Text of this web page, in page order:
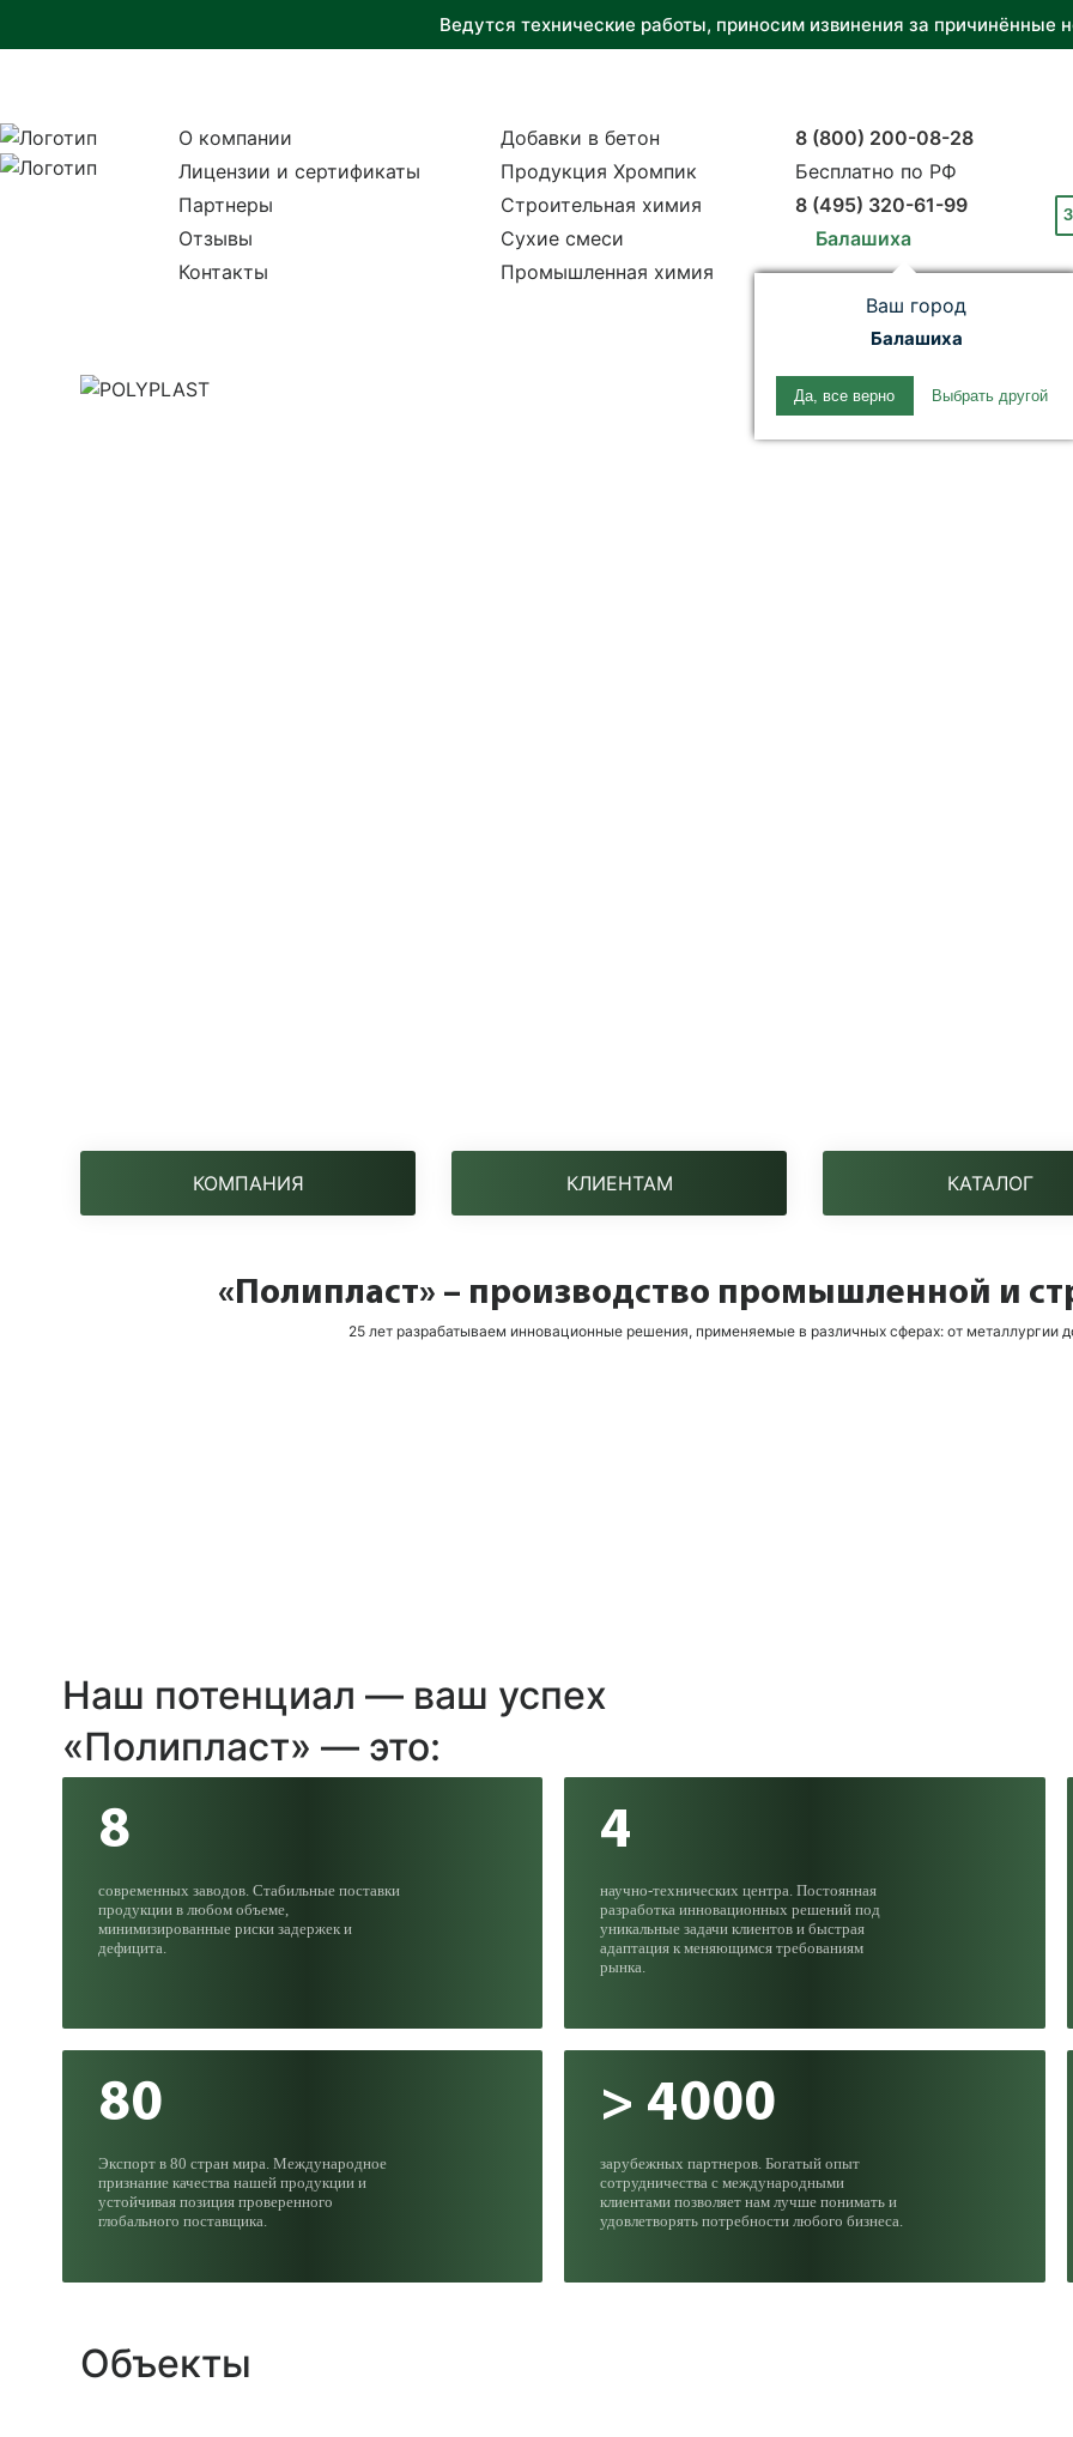
Ведутся технические работы, приносим извинения за причинённые
О компании
Лицензии и сертификаты
Партнеры
Отзывы
Контакты
Добавки в бетон
Продукция Хромпик
Строительная химия
Сухие смеси
Промышленная химия
8 (800) 200-08-28
Бесплатно по РФ
8 (495) 320-61-99
Балашиха
Ваш город
Балашиха
Да, все верно Выбрать другой
КОМПАНИЯ КЛИЕНТАМ КАТАЛОГ
«Полипласт» – производство промышленной и
25 лет разрабатываем инновационные решения, применяемые в различных сферах: от металлургии
Наш потенциал — ваш успех
«Полипласт» — это:
8
современных заводов. Стабильные поставки
продукции в любом объеме,
минимизированные риски задержек и
дефицита.
4
научно-технических центра. Постоянная
разработка инновационных решений под
уникальные задачи клиентов и быстрая
адаптация к меняющимся требованиям
рынка.
80
Экспорт в 80 стран мира. Международное
признание качества нашей продукции и
устойчивая позиция проверенного
глобального поставщика.
> 4000
зарубежных партнеров. Богатый опыт
сотрудничества с международными
клиентами позволяет нам лучше понимать и
удовлетворять потребности любого бизнеса.
Объекты